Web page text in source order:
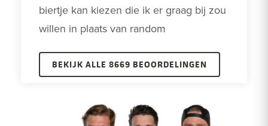
biertje kan kiezen die ik er graag bij zou
willen in plaats van random
BEKIJK ALLE 8669 BEOORDELINGEN